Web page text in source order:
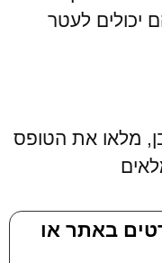
יכולים לעטר
מלאו את הטופס
באתר או